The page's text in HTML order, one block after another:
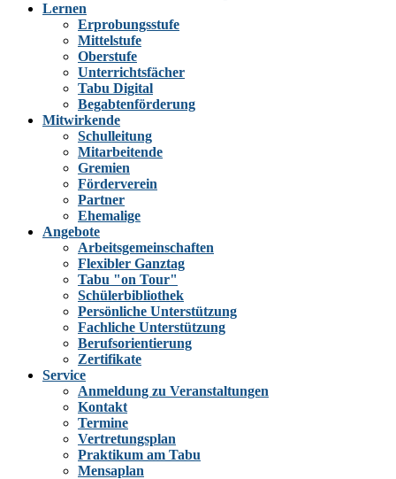
Lernen
Erprobungsstufe
Mittelstufe
Oberstufe
Unterrichtsfächer
Tabu Digital
Begabtenförderung
Mitwirkende
Schulleitung
Mitarbeitende
Gremien
Förderverein
Partner
Ehemalige
Angebote
Arbeitsgemeinschaften
Flexibler Ganztag
Tabu "on Tour"
Schülerbibliothek
Persönliche Unterstützung
Fachliche Unterstützung
Berufsorientierung
Zertifikate
Service
Anmeldung zu Veranstaltungen
Kontakt
Termine
Vertretungsplan
Praktikum am Tabu
Mensaplan